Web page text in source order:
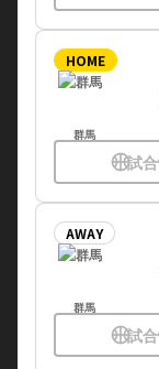
HOME
群馬
sports_basketball試
AWAY
群馬
sports_basketball試